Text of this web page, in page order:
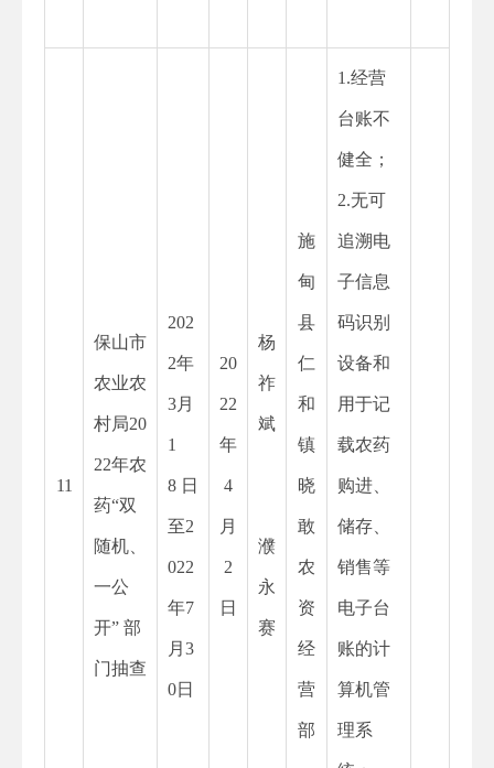
11
保山市
农业农
村局20
22年农
药“双
随机、
一公
开” 部
门抽查
202
2年
3月
1
8 日
至2
022
年7
月3
0日
20
22
年
4
月
2
日
杨
祚
斌
濮
永
赛
施
甸
县
仁
和
镇
晓
敢
农
资
经
营
部
1.经营
台账不
健全；
2.无可
追溯电
子信息
码识别
设备和
用于记
载农药
购进、
储存、
销售等
电子台
账的计
算机管
理系